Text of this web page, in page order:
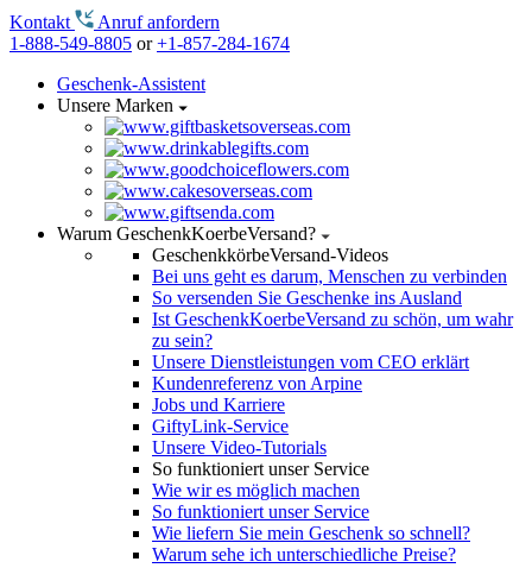
Kontakt
Anruf anfordern
1-888-549-8805 or+1-857-284-1674
Geschenk-Assistent
Unsere Marken
Warum GeschenkKoerbeVersand?
GeschenkkörbeVersand-Videos
Bei uns geht es darum, Menschen zu verbinden
So versenden Sie Geschenke ins Ausland
Ist GeschenkKoerbeVersand zu schön, um wahr
zu sein?
Unsere Dienstleistungen vom CEO erklärt
Kundenreferenz von Arpine
Jobs und Karriere
GiftyLink-Service
Unsere Video-Tutorials
So funktioniert unser Service
Wie wir es möglich machen
So funktioniert unser Service
Wie liefern Sie mein Geschenk so schnell?
Warum sehe ich unterschiedliche Preise?